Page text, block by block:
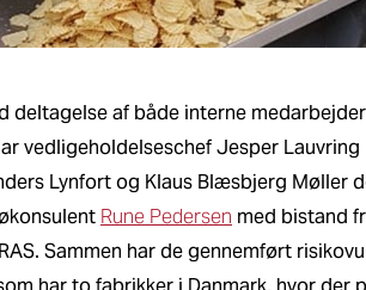
deltagelse af både interne
vedligeholdelseschef Jesper
Lynfort og Klaus Blæsbjerg Møller
Rune Pedersen med bistand
Sammen har de gennemført